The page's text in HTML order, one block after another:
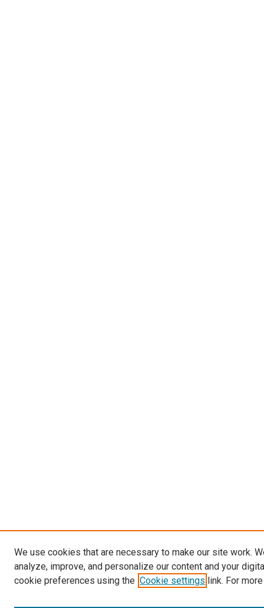
We use cookies that are necessary to make our site work.
analyze, improve, and personalize our content and your
cookie preferences using the Cookie settings link. For